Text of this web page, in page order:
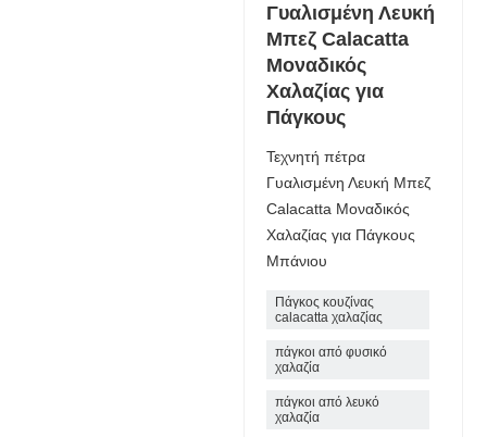
Γυαλισμένη Λευκή
Μπεζ Calacatta
Μοναδικός
Χαλαζίας για
Πάγκους
Τεχνητή πέτρα
Γυαλισμένη Λευκή Μπεζ
Calacatta Μοναδικός
Χαλαζίας για Πάγκους
Μπάνιου
Πάγκος κουζίνας
calacatta χαλαζίας
πάγκοι από φυσικό
χαλαζία
πάγκοι από λευκό
χαλαζία